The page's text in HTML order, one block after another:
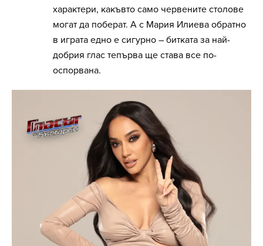
характери, какъвто само червените столове
могат да поберат. А с Мария Илиева обратно
в играта едно е сигурно – битката за най-
добрия глас тепърва ще става все по-
оспорвана.